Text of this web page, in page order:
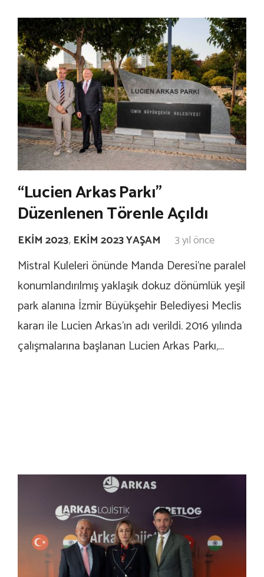
“Lucien Arkas Parkı”
Düzenlenen Törenle Açıldı
EKIM 2023, EKIM 2023 YAŞAM 3 yıl önce
Mistral Kuleleri önünde Manda Deresi’ne paralel
konumlandırılmış yaklaşık dokuz dönümlük yeşil
park alanına İzmir Büyükşehir Belediyesi Meclis
kararı ile Lucien Arkas’ın adı verildi. 2016 yılında
çalışmalarına başlanan Lucien Arkas Parkı,…